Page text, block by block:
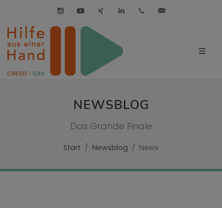
InstagramYoutube
XING LinkedIn030 / 21 01 98 98
NEWSBLOG
Das Grande Finale
Start Newsblog News